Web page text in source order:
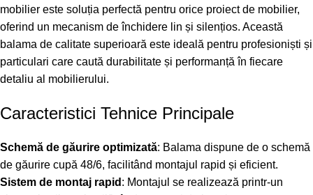
mobilier este soluția perfectă pentru orice proiect de mobilier,
oferind un mecanism de închidere lin și silențios. Această
balama de calitate superioară este ideală pentru profesioniști și
particulari care caută durabilitate și performanță în fiecare
detaliu al mobilierului.
Caracteristici Tehnice Principale
Schemă de găurire optimizată: Balama dispune de o schemă
de găurire cupă 48/6, facilitând montajul rapid și eficient.
Sistem de montaj rapid : Montajul se realizează printr-un